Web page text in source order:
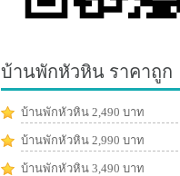
บ้านพักหัวหิน ราคาถูก
บ้านพักหัวหิน 2,490 บาท
บ้านพักหัวหิน 2,990 บาท
บ้านพักหัวหิน 3,490 บาท